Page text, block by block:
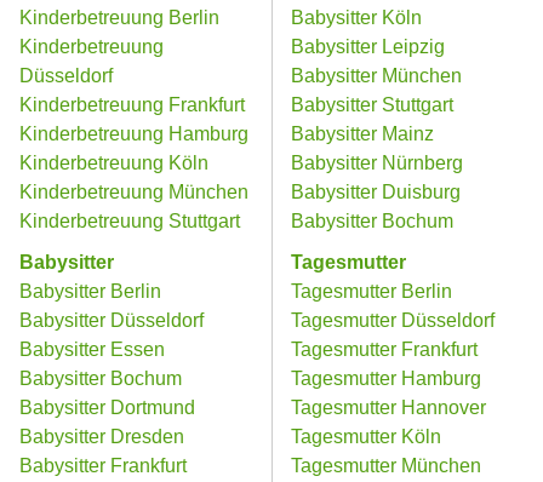
Kinderbetreuung Berlin
Kinderbetreuung
Düsseldorf
Kinderbetreuung Frankfurt
Kinderbetreuung Hamburg
Kinderbetreuung Köln
Kinderbetreuung München
Kinderbetreuung Stuttgart
Babysitter
Babysitter Berlin
Babysitter Düsseldorf
Babysitter Essen
Babysitter Bochum
Babysitter Dortmund
Babysitter Dresden
Babysitter Frankfurt
Babysitter Köln
Babysitter Leipzig
Babysitter München
Babysitter Stuttgart
Babysitter Mainz
Babysitter Nürnberg
Babysitter Duisburg
Babysitter Bochum
Tagesmutter
Tagesmutter Berlin
Tagesmutter Düsseldorf
Tagesmutter Frankfurt
Tagesmutter Hamburg
Tagesmutter Hannover
Tagesmutter Köln
Tagesmutter München